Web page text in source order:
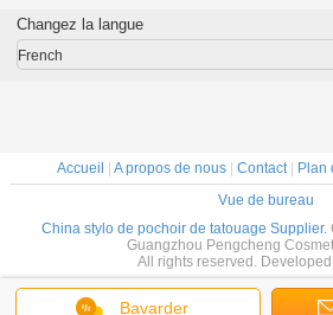
Bavarder
Changez la langue
French
Accueil A propos de nous Contact| Plan
Vue de bureau
China stylo de pochoir de tatouage Supplier.
Guangzhou Pengcheng
All rights reserved.